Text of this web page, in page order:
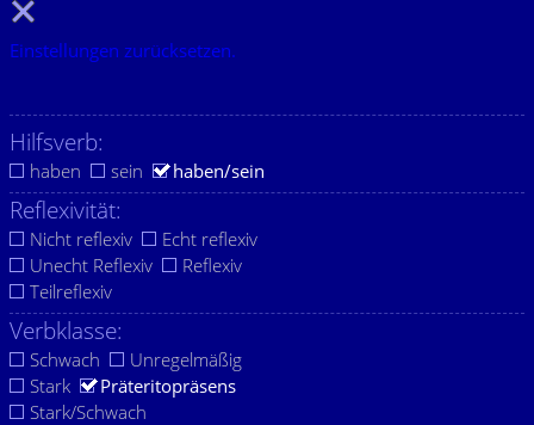
Einstellungen zurücksetzen.
Hilfsverb:
haben sein haben/sein
Reflexivität:
Nicht reflexiv
Echt reflexiv
Unecht Reflexiv
Reflexiv
Teilreflexiv
Verbklasse:
Schwach
Unregelmäßig
Stark
Präteritopräsens
Stark/Schwach